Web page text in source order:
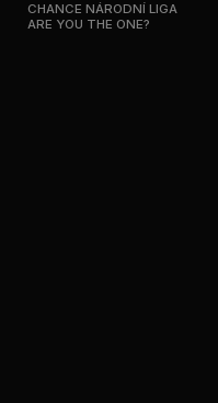
CHANCE NÁRODNÍ LIGA
ARE YOU THE ONE?